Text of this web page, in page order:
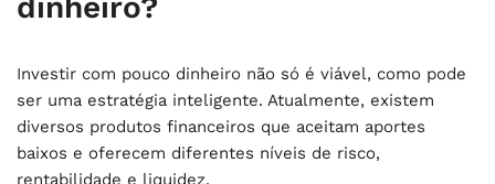
Investir com pouco dinheiro não só é viável, como pode
ser uma estratégia inteligente. Atualmente, existem
diversos produtos financeiros que aceitam aportes
baixos e oferecem diferentes níveis de risco,
rentabilidade e liquidez.